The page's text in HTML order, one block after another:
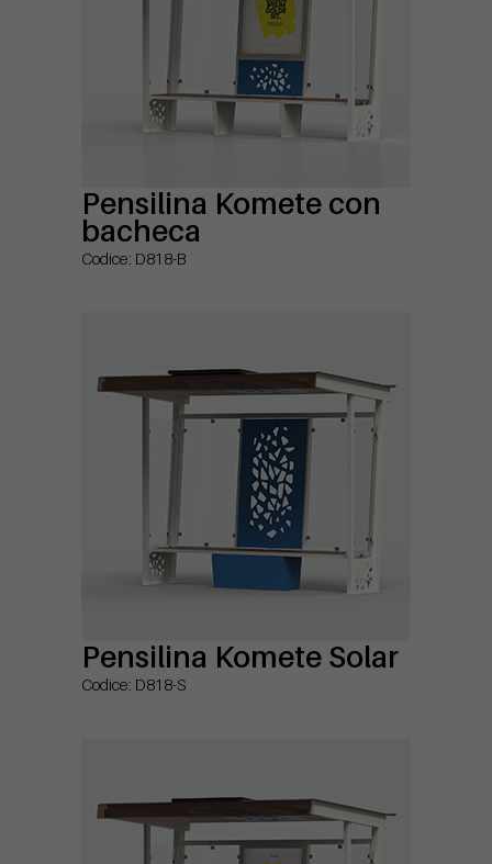
Pensilina Komete con
bacheca
Codice: D818-B
Pensilina Komete Solar
Codice: D818-S